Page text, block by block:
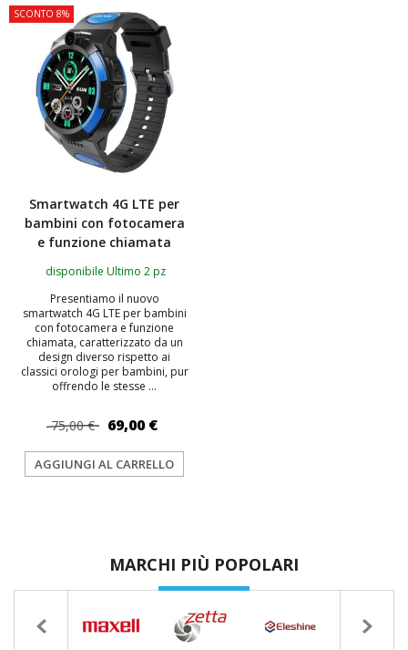
SCONTO 8%
Smartwatch 4G LTE per
bambini con fotocamera
e funzione chiamata
disponibile Ultimo 2 pz
Presentiamo il nuovo
smartwatch 4G LTE per bambini
con fotocamera e funzione
chiamata, caratterizzato da un
design diverso rispetto ai
classici orologi per bambini, pur
offrendo le stesse ...
75,00 € 69,00 €
AGGIUNGI AL CARRELLO
MARCHI PIÙ POPOLARI